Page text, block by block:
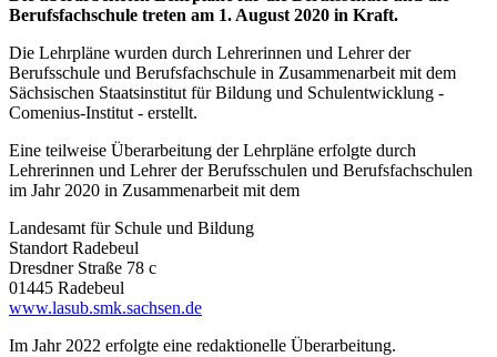
Berufsfachschule treten am 1. August 2020 in Kraft.
Die Lehrpläne wurden durch Lehrerinnen und Lehrer der
Berufsschule und Berufsfachschule in Zusammenarbeit mit dem
Sächsischen Staatsinstitut für Bildung und Schulentwicklung -
Comenius-Institut - erstellt.
Eine teilweise Überarbeitung der Lehrpläne erfolgte durch
Lehrerinnen und Lehrer der Berufsschulen und Berufsfachschulen
im Jahr 2020 in Zusammenarbeit mit dem
Landesamt für Schule und Bildung
Standort Radebeul
Dresdner Straße 78 c
01445 Radebeul
www.lasub.smk.sachsen.de
Im Jahr 2022 erfolgte eine redaktionelle Überarbeitung.